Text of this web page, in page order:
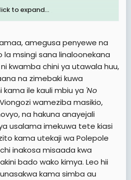
,wanafanya mambo
hakuna anayejali ,ukitoa maoni
kama Simba au
to expand...
amegusa penyewe na
msingi sana linaloonekana
kwamba chini ya utawala huu,
na zimebaki kuwa
ile kauli mbiu ya 'No
wameziba masikio,
na hakuna anayejali
usalama imekuwa tete kiasi
kama utekaji wa Polepole
inakosa misaada kwa
bado wako kimya. Leo hii
kama simba au